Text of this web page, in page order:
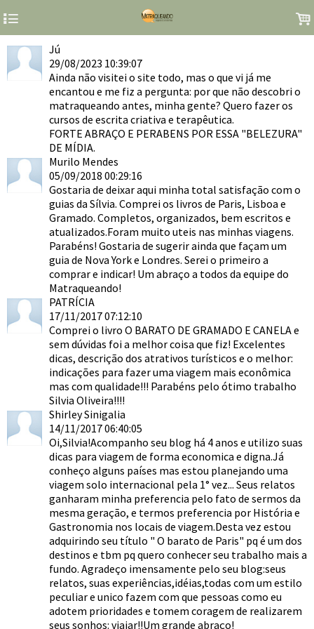
4 .
Jú
29/08/2023 10:39:07
Ainda não visitei o site todo, mas o que vi já me
encantou e me fiz a pergunta: por que não descobri o
matraqueando antes, minha gente? Quero fazer os
cursos de escrita criativa e terapêutica.
FORTE ABRAÇO E PERABENS POR ESSA "BELEZURA"
DE MÍDIA.
Murilo Mendes
05/09/2018 00:29:16
Gostaria de deixar aqui minha total satisfação com o
guias da Sílvia. Comprei os livros de Paris, Lisboa e
Gramado. Completos, organizados, bem escritos e
atualizados.Foram muito uteis nas minhas viagens.
Parabéns! Gostaria de sugerir ainda que façam um
guia de Nova York e Londres. Serei o primeiro a
comprar e indicar! Um abraço a todos da equipe do
Matraqueando!
PATRÍCIA
17/11/2017 07:12:10
Comprei o livro O BARATO DE GRAMADO E CANELA e
sem dúvidas foi a melhor coisa que fiz! Excelentes
dicas, descrição dos atrativos turísticos e o melhor:
indicações para fazer uma viagem mais econômica
mas com qualidade!!! Parabéns pelo ótimo trabalho
Silvia Oliveira!!!!
Shirley Sinigalia
14/11/2017 06:40:05
Oi,Silvia!Acompanho seu blog há 4 anos e utilizo suas
dicas para viagem de forma economica e digna.Já
conheço alguns países mas estou planejando uma
viagem solo internacional pela 1° vez... Seus relatos
ganharam minha preferencia pelo fato de sermos da
mesma geração, e termos preferencia por História e
Gastronomia nos locais de viagem.Desta vez estou
adquirindo seu título " O barato de Paris" pq é um dos
destinos e tbm pq quero conhecer seu trabalho mais a
fundo. Agradeço imensamente pelo seu blog:seus
relatos, suas experiências,idéias,todas com um estilo
peculiar e unico fazem com que pessoas como eu
adotem prioridades e tomem coragem de realizarem
seus sonhos: viajar!!Um grande abraço!